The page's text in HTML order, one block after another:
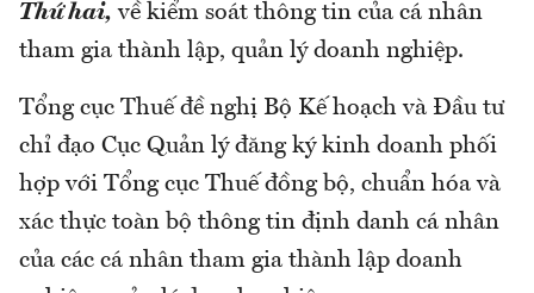
Thứ hai, về kiểm soát thông tin của cá nhân
tham gia thành lập, quản lý doanh nghiệp.
Tổng cục Thuế đề nghị Bộ Kế hoạch và Đầu tư
chỉ đạo Cục Quản lý đăng ký kinh doanh phối
hợp với Tổng cục Thuế đồng bộ, chuẩn hóa và
xác thực toàn bộ thông tin định danh cá nhân
của các cá nhân tham gia thành lập doanh